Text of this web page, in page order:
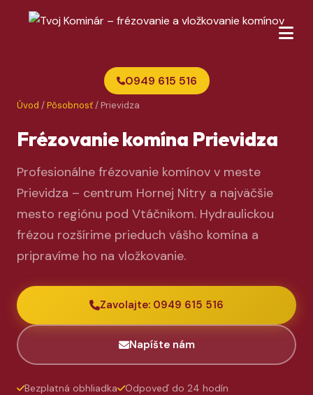
0949 615 516
Úvod /Pôsobnosť/ Prievidza
Frézovanie komína Prievidza
Profesionálne frézovanie komínov v meste
Prievidza – centrum Hornej Nitry a najväčšie
mesto regiónu pod Vtáčnikom. Hydraulickou
frézou rozšírime prieduch vášho komína a
pripravíme ho na vložkovanie.
Zavolajte: 0949 615 516
Napíšte nám
Bezplatná obhliadka
Odpoveď do 24 hodín